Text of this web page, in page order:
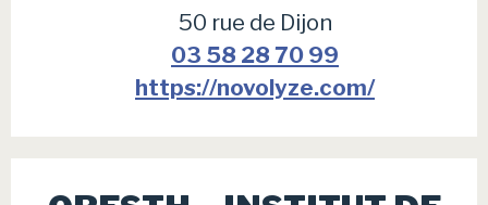
50 rue de Dijon
03 58 28 70 99
https://novolyze.com/